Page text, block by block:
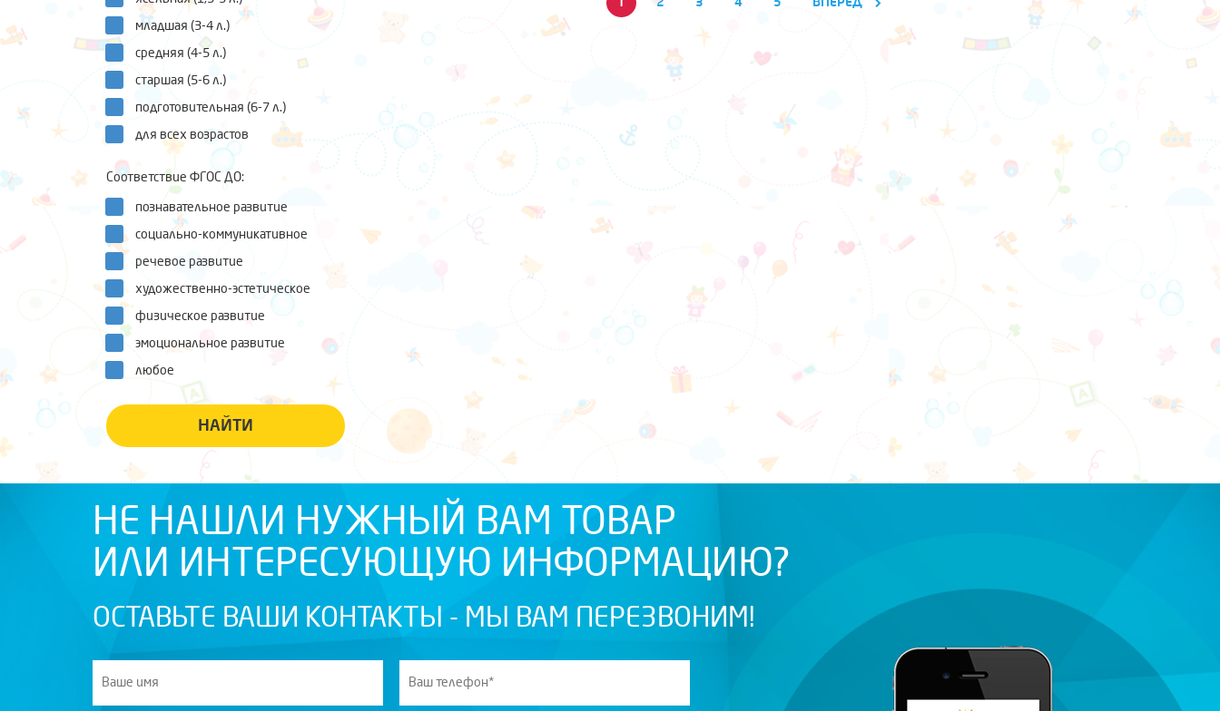
младшая (3-4 л.)
средняя (4-5 л.)
старшая (5-6 л.)
подготовительная (6-7 л.)
для всех возрастов
Соответствие ФГОС ДО:
познавательное развитие
социально-коммуникативное
речевое развитие
художественно-эстетическое
физическое развитие
эмоциональное развитие
любое
НАЙТИ
НЕ НАШЛИ НУЖНЫЙ ВАМ ТОВАР
ИЛИ ИНТЕРЕСУЮЩУЮ ИНФОРМАЦИЮ?
ОСТАВЬТЕ ВАШИ КОНТАКТЫ - МЫ ВАМ ПЕРЕЗВОНИМ!